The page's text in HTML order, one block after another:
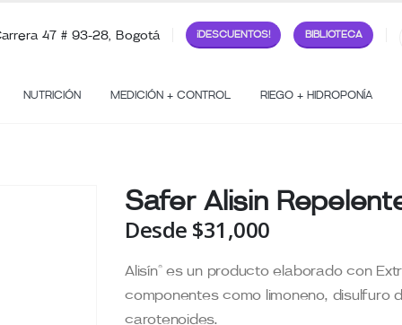
47 # 93-28, Bogotá ¡DESCUENTOS! BIBLIOTECA
NUTRICIÓN MEDICIÓN + CONTROL RIEGO + HIDROPONÍA
Safer Alisin
Desde $31,000
Alisín® es un producto elaborado con
componentes como limoneno, disulfuro
carotenoides.